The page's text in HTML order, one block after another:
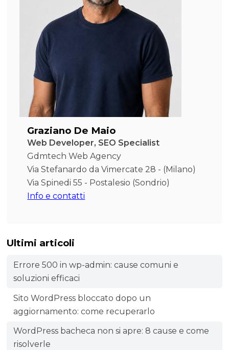
Graziano De Maio
Web Developer, SEO Specialist
Gdmtech Web Agency
Via Stefanardo da Vimercate 28 - (Milano)
Via Spinedi 55 - Postalesio (Sondrio)
Info e contatti
Ultimi articoli
Errore 500 in wp-admin: cause comuni e
soluzioni efficaci
Sito WordPress bloccato dopo un
aggiornamento: come recuperarlo
WordPress bacheca non si apre: 8 cause e come
risolverle